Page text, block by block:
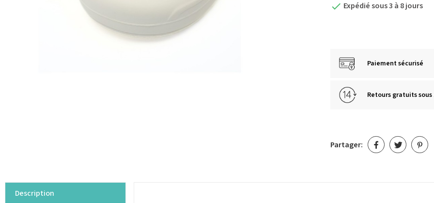
 Expédié sous 3 à 8 jours
Paiement sécurisé
Retours gratuits sous
Partager:
Description